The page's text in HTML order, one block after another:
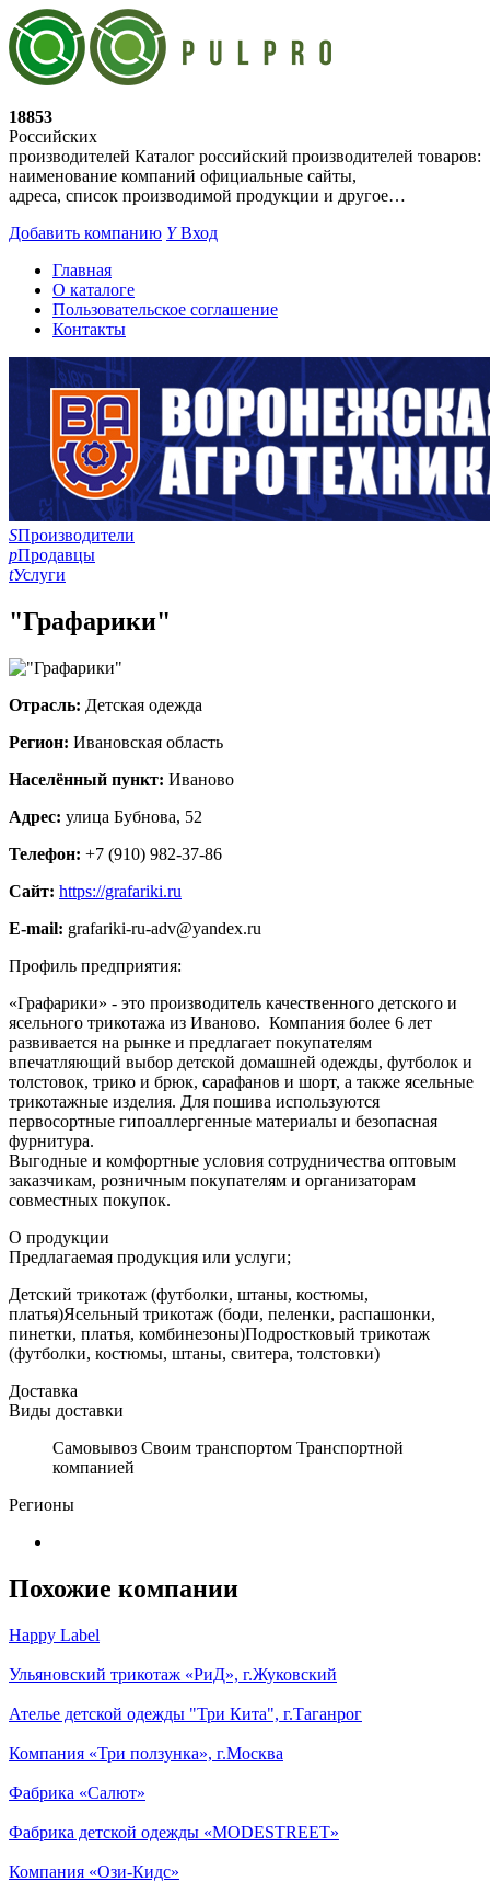
18853
Российских
производителей Каталог российский производителей товаров:
наименование компаний официальные сайты,
адреса, список производимой продукции и другое…
Добавить компанию YВход
Главная
О каталоге
Пользовательское соглашение
Контакты
SПроизводители
pПродавцы
tУслуги
"Графарики"
Отрасль: Детская одежда
Регион: Ивановская область
Населённый пункт: Иваново
Адрес: улица Бубнова, 52
Телефон: +7 (910) 982-37-86
Сайт: https://grafariki.ru
E-mail: grafariki-ru-adv@yandex.ru
Профиль предприятия:
«Графарики» - это производитель качественного детского и
ясельного трикотажа из Иваново. Компания более 6 лет
развивается на рынке и предлагает покупателям
впечатляющий выбор детской домашней одежды, футболок и
толстовок, трико и брюк, сарафанов и шорт, а также ясельные
трикотажные изделия. Для пошива используются
первосортные гипоаллергенные материалы и безопасная
фурнитура.
Выгодные и комфортные условия сотрудничества оптовым
заказчикам, розничным покупателям и организаторам
совместных покупок.
О продукции
Предлагаемая продукция или услуги;
Детский трикотаж (футболки, штаны, костюмы,
платья)Ясельный трикотаж (боди, пеленки, распашонки,
пинетки, платья, комбинезоны)Подростковый трикотаж
(футболки, костюмы, штаны, свитера, толстовки)
Доставка
Виды доставки
Самовывоз Своим транспортом Транспортной
компанией
Регионы
Похожие компании
Happy Label
Ульяновский трикотаж «РиД», г.Жуковский
Ателье детской одежды "Три Кита", г.Таганрог
Компания «Три ползунка», г.Москва
Фабрика «Салют»
Фабрика детской одежды «MODESTREET»
Компания «Ози-Кидс»